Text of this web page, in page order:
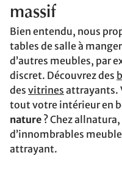
massif
Bien entendu, nous
tables de salle à
d’autres meubles, par
discret. Découvrez des
des vitrines attrayants.
tout votre intérieur en
nature ? Chez
d’innombrables
attrayant.